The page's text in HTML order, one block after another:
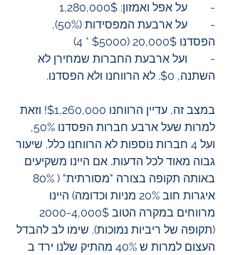
-        על אפל ואמזון: 1,280,000$
-        על ארבעת המפסידות (50%),
הפסדנו 20,000$ ($5000 * 4)
-        ועל ארבעת החברות שמחירן לא
השתנה, $0. לא הרווחנו ולא הפסדנו.
במצב זה, עדיין הרווחנו $1,260,000! וזאת
למרות שעל ארבע חברות הפסדנו 50%,
ועל 4 חברות נוספות לא הרווחנו כלל. שיעור
גבוה מאוד לכל הדעות. אם היינו משקיעים
איגרות חוב 20% מניות וכדומה) היינו
(תקופה של ריביות נמוכות). שימו לב להבדל
העצום למרות ש 40% מהתיק שלנו ירד ב